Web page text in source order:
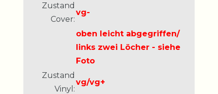
Zustand
Cover:
vg-
oben leicht abgegriffen/
links zwei Löcher - siehe
Foto
Zustand
Vinyl:
vg/vg+